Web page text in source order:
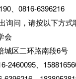
、0816-6396216
询问，请按以下方式
会
城区二环路南段6号
2460095、